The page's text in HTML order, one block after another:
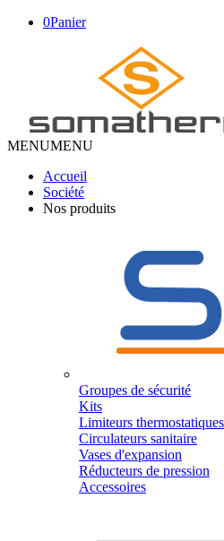
0Panier
MENUMENU
Accueil
Société
Nos produits
Groupes de sécurité
Kits
Limiteurs thermostatiques
Circulateurs sanitaire
Vases d'expansion
Réducteurs de pression
Accessoires